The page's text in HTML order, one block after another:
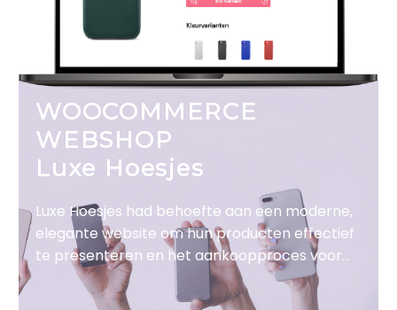
WOOCOMMERCE
WEBSHOP
Luxe Hoesjes
Luxe Hoesjes had behoefte aan een moderne,
elegante website om hun producten effectief
te presenteren en het aankoopproces voor
klanten te optimaliseren. Het doel was om een
luxe online ervaring te creëren die hun